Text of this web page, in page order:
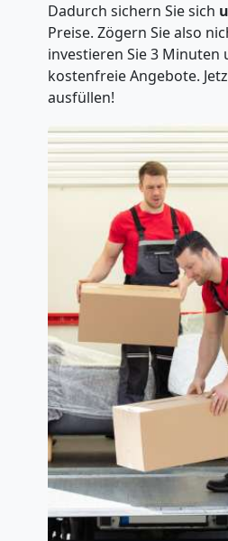
Dadurch sichern Sie sich
Preise. Zögern Sie also
investieren Sie 3 Minuten
kostenfreie Angebote.
ausfüllen!